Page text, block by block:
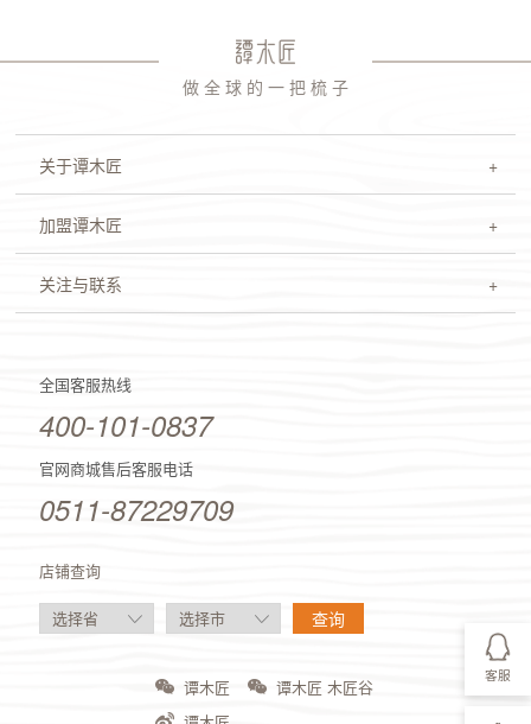
客服
做 全 球 的 一 把 梳 子
关于谭木匠
加盟谭木匠
关注与联系
全国客服热线
400-101-0837
官网商城售后客服电话
0511-87229709
店铺查询
谭木匠
谭木匠 木匠谷